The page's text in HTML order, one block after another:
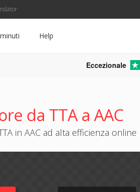
Help
Eccezionale
da TTA a AAC
in AAC ad alta efficienza online